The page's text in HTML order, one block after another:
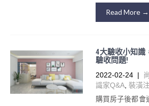
Read More →
4大驗收小知識
驗收問題!
2022-02-24 |
識家Q&A, 裝潢
購買房子後都會